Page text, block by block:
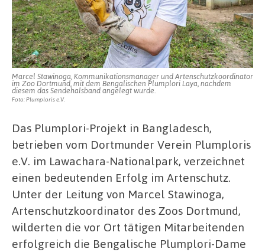
Marcel Stawinoga, Kommunikationsmanager und Artenschutzkoordinator
im Zoo Dortmund, mit dem Bengalischen Plumplori Laya, nachdem
diesem das Sendehalsband angelegt wurde.
Foto: Plumploris e.V.
Das Plumplori-Projekt in Bangladesch,
betrieben vom Dortmunder Verein Plumploris
e.V. im Lawachara-Nationalpark, verzeichnet
einen bedeutenden Erfolg im Artenschutz.
Unter der Leitung von Marcel Stawinoga,
Artenschutzkoordinator des Zoos Dortmund,
wilderten die vor Ort tätigen Mitarbeitenden
erfolgreich die Bengalische Plumplori-Dame